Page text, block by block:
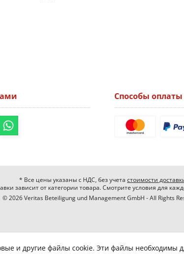
Способы оплаты
* Все цены указаны с НДС, без учета стоимости
зависит от категории товара. Смотрите условия для
© 2026 Veritas Beteiligung und Management GmbH - All Rights
и другие файлы cookie. Эти файлы необходимы